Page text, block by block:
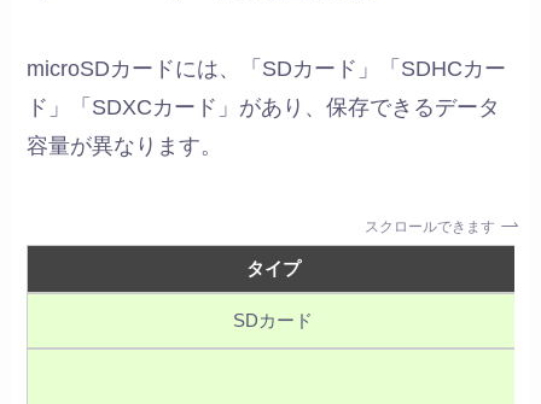
microSDカードには、「SDカード」「SDHCカー
ド」「SDXCカード」があり、保存できるデータ
容量が異なります。
スクロールできます
タイプ
SDカード